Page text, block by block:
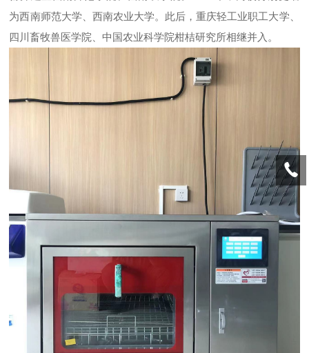
为西南师范大学、西南农业大学。此后，重庆轻工业职工大学、
四川畜牧兽医学院、中国农业科学院柑桔研究所相继并入。